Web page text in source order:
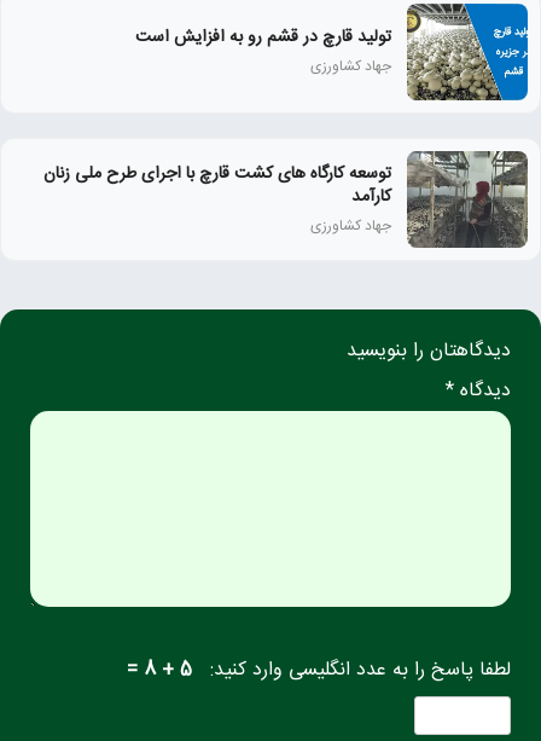
تولید قارچ در قشم رو به افزایش است
جهاد کشاورزی
توسعه کارگاه های کشت قارچ با اجرای طرح ملی زنان
كارآمد
جهاد کشاورزی
دیدگاهتان را بنویسید
دیدگاه *
لطفا پاسخ را به عدد انگلیسی وارد کنید: 5 + 8 =